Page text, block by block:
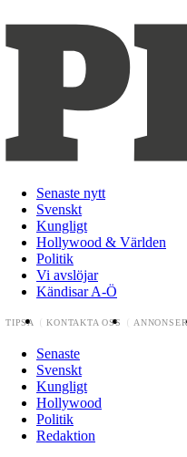
Senaste nytt
Svenskt
Kungligt
Hollywood & Världen
Politik
Vi avslöjar
Kändisar A-Ö
TIPSA KONTAKTA OSS
Senaste
Svenskt
Kungligt
Hollywood
Politik
Redaktion